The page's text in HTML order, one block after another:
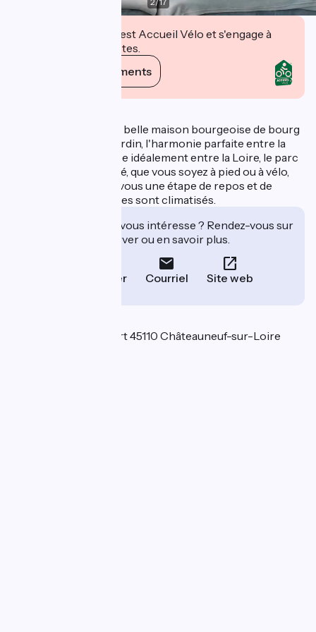
Cet établissement est Accueil Vélo et s'engage à
accueillir des cyclistes.
Voir ses engagements
5 chambres dans une belle maison bourgeoise de bourg
avec un magnifique jardin, l'harmonie parfaite entre la
ville et la nature. Située idéalement entre la Loire, le parc
et le centre ville animé, que vous soyez à pied ou à vélo,
l'Aventure sera pour vous une étape de repos et de
quiétude. Les chambres sont climatisés.
Cet établissement vous intéresse ? Rendez-vous sur
leur site pour réserver ou en savoir plus.
Téléphoner Courriel Site web
16 Grande-rue du Port 45110 Châteauneuf-sur-Loire